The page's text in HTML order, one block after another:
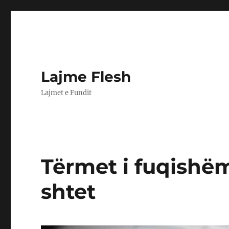
Lajme Flesh
Lajmet e Fundit
Tërmet i
shtet